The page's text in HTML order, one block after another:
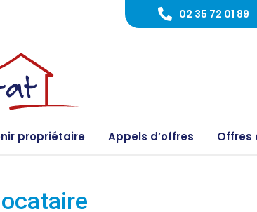
02 35 72 01 89
propriétaire Appels d’offres Offres